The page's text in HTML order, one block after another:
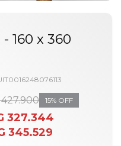
160 x 360
427.900 15
327.344
345.529